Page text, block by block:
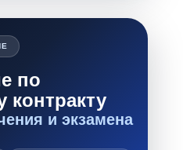
по
контракту
и экзамена